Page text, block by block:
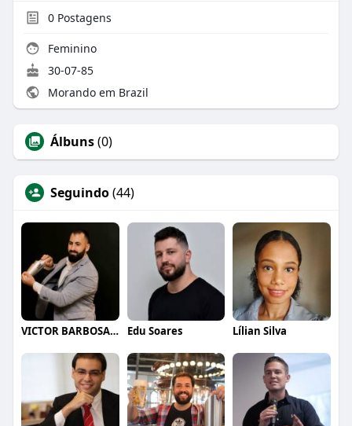
0Postagens
Feminino
30-07-85
Morando em Brazil
Álbuns(0)
Seguindo(44)
VICTOR BARBOSA QUARANTA Edu Soares Lílian Silva